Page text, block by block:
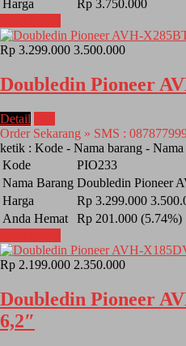
Harga
Rp 3.750.000
Rp 3.299.000 3.500.000
Doubledin Pioneer
Detail
Order Sekarang » SMS :
ketik : Kode - Nama barang -
Kode
PIO233
Nama Barang Doubledin Pioneer
Harga
Rp 3.299.000
Anda Hemat
Rp 201.000 (5.74%)
Rp 2.199.000 2.350.000
Doubledin Pioneer
6,2″